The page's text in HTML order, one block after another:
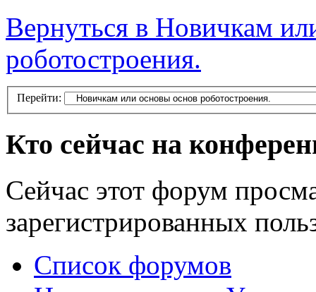
Вернуться в Новичкам
роботостроения.
Перейти:
Кто сейчас на
Сейчас этот форум
зарегистрированных
Список форумов